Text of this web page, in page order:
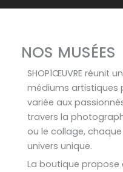
NOS MUSÉES
SHOP1ŒUVRE réunit
médiums artistiques
variée aux
travers la
ou le collage,
univers unique.
La boutique propose